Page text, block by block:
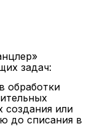
задач:
обработки
создания или
до списания в